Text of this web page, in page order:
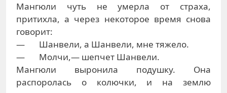
Мангюли чуть не умерла от страха,
притихла, а через некоторое время снова
говорит:
— Шанвели, а Шанвели, мне тяжело.
— Молчи,— шепчет Шанвели.
Мангюли выронила подушку. Она
распоролась о колючки, и на землю